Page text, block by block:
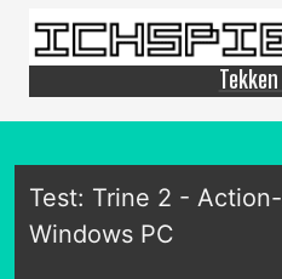
Test: Trine 2 -
Windows PC